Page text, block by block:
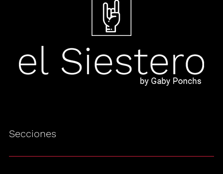
Secciones